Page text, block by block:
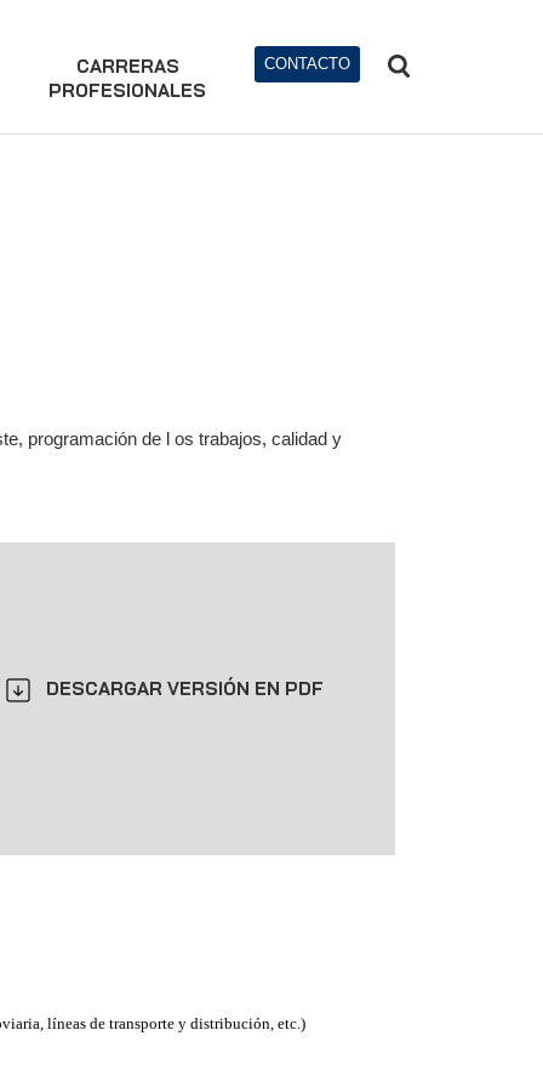
CARRERAS
PROFESIONALES
CONTACTO
programación de l os trabajos, calidad y
DESCARGAR VERSIÓN EN PDF
líneas de transporte y distribución, etc.)